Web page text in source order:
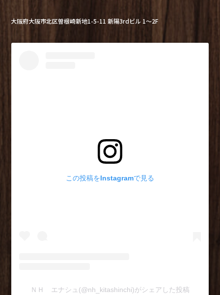
大阪府大阪市北区曽根崎新地1-5-11 新陽3rdビル 1～2F
この投稿をInstagramで見る
ＮＨ エナシュ(@nh_kitashinchi)がシェアした投稿